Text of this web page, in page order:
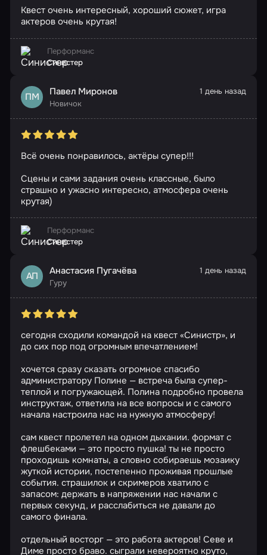
Квест очень интересный, хороший сюжет, игра
актеров очень крутая!
Перформанс
Синистер
ПМ Павел Миронов
Новичок
1 день назад
Всё очень понравилось, актёры супер!!!
Сцены и сами задания очень классные, было
страшно и ужасно интересно, атмосфера очень
крутая)
Перформанс
Синистер
АП Анастасия Пугачёва
Гуру
1 день назад
сегодня сходили командой на квест «Синистр», и
до сих пор под огромным впечатлением!
хочется сразу сказать огромное спасибо
администратору Полине — встреча была супер-
теплой и погружающей. Полина подробно провела
инструктаж, ответила на все вопросы и с самого
начала настроила нас на нужную атмосферу!
сам квест пролетел на одном дыхании. формат с
флешбеками — это просто пушка! ты не просто
проходишь комнаты, а словно собираешь мозаику
жуткой истории, постепенно проживая прошлые
события. страшилок и скримеров хватило с
запасом: держать в напряжении нас начали с
первых секунд, и расслабиться не давали до
самого финала.
отдельный восторг — это работа актеров! Севе и
Диме просто браво. сыграли невероятно круто,